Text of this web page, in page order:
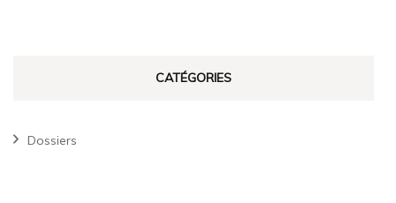
CATÉGORIES
Dossiers